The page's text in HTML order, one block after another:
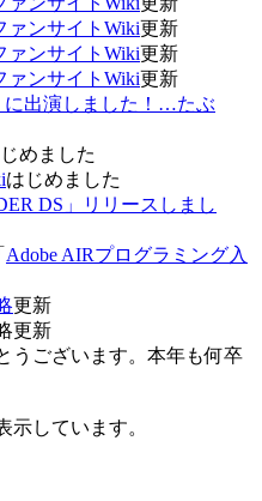
ァンサイトWiki更新
ァンサイトWiki更新
ァンサイトWiki更新
に出演しました！…たぶ
めました
はじめました
DS」リリースしまし
Adobe AIRプログラミング入
更新
更新
うございます。本年も何卒
示しています。